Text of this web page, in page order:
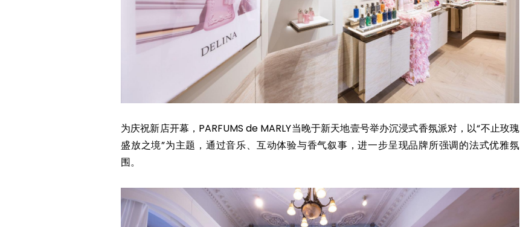
为庆祝新店开幕，PARFUMS de MARLY当晚于新天地壹号举办沉浸式香氛派对，以“不止玫瑰
盛放之境”为主题，通过音乐、互动体验与香气叙事，进一步呈现品牌所强调的法式优雅氛
围。